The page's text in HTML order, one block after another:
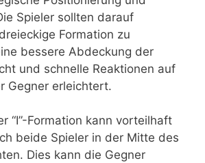
Spieler sollten darauf
Formation zu
bessere Abdeckung der
und schnelle Reaktionen auf
Gegner erleichtert.
“I”-Formation kann vorteilhaft
beide Spieler in der Mitte des
Dies kann die Gegner